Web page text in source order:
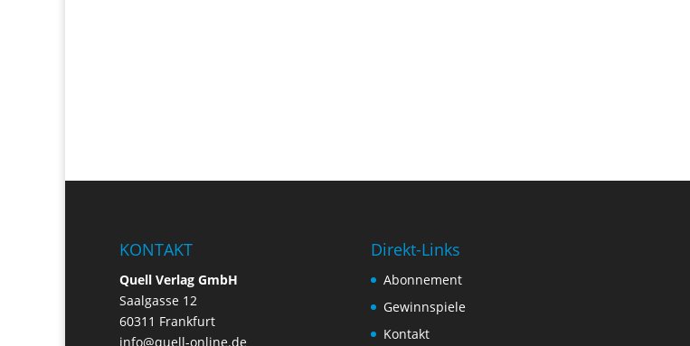
KONTAKT
Quell Verlag GmbH
Saalgasse 12
60311 Frankfurt
info@quell-online.de
Direkt-Links
Abonnement
Gewinnspiele
Kontakt